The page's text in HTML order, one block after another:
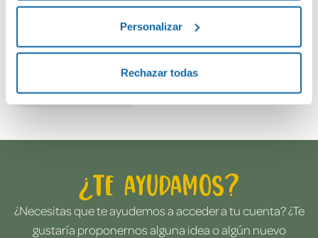
Personalizar
Rechazar todas
¿Te ayudamos?
¿Necesitas que te ayudemos a acceder a tu cuenta? ¿Te
gustaría proponernos alguna idea o algún nuevo